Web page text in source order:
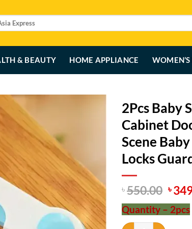
& BEAUTY HOME APPLIANCE
2Pcs Baby
Cabinet
Scene
Locks
৳550.00
price
was:
৳
Quantity – 2pcs
2Pcs Baby Safety